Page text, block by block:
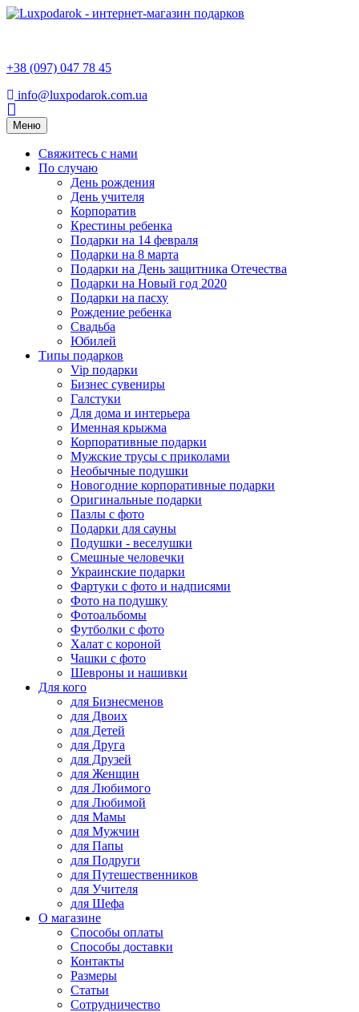
+38 (097) 047 78 45
info@luxpodarok.com.ua
Toggle
navigation
Меню
Свяжитесь с нами
По случаю
День рождения
День учителя
Корпоратив
Крестины ребенка
Подарки на 14 февраля
Подарки на 8 марта
Подарки на День защитника Отечества
Подарки на Новый год 2020
Подарки на пасху
Рождение ребенка
Свадьба
Юбилей
Типы подарков
Vip подарки
Бизнес сувениры
Галстуки
Для дома и интерьера
Именная крыжма
Корпоративные подарки
Мужские трусы с приколами
Необычные подушки
Новогодние корпоративные подарки
Оригинальные подарки
Пазлы с фото
Подарки для сауны
Подушки - веселушки
Смешные человечки
Украинские подарки
Фартуки с фото и надписями
Фото на подушку
Фотоальбомы
Футболки с фото
Халат с короной
Чашки с фото
Шевроны и нашивки
Для кого
для Бизнесменов
для Двоих
для Детей
для Друга
для Друзей
для Женщин
для Любимого
для Любимой
для Мамы
для Мужчин
для Папы
для Подруги
для Путешественников
для Учителя
для Шефа
О магазине
Способы оплаты
Способы доставки
Контакты
Размеры
Статьи
Сотрудничество